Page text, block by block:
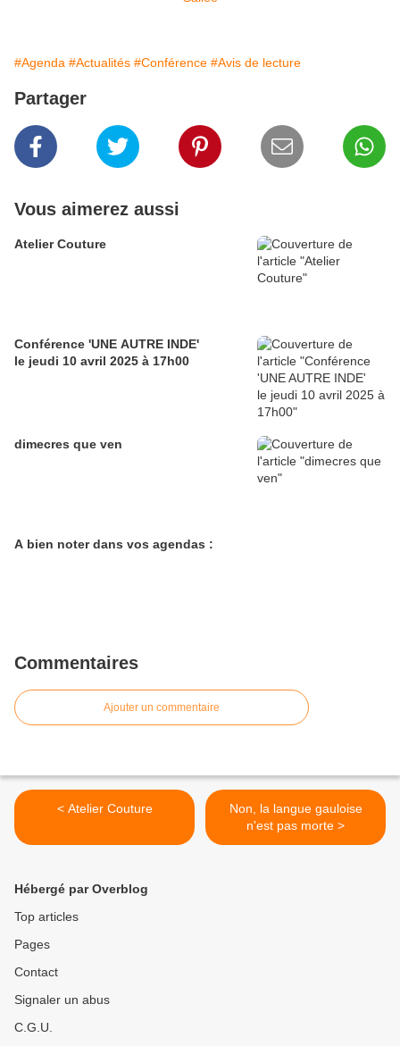
#Agenda #Actualités #Conférence #Avis de lecture
Partager
Vous aimerez aussi
Atelier Couture
Conférence 'UNE AUTRE INDE'
le jeudi 10 avril 2025 à 17h00
dimecres que ven
A bien noter dans vos agendas :
Commentaires
Ajouter un commentaire
< Atelier Couture
Non, la langue gauloise
n'est pas morte >
Hébergé par Overblog
Top articles
Pages
Contact
Signaler un abus
C.G.U.